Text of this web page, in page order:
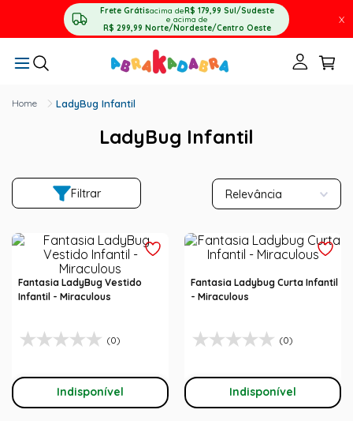
Frete Grátisacima deR$ 179,99 Sul/Sudeste
e acima de
R$ 299,99 Norte/Nordeste/Centro Oeste
X
LadyBug Infantil
LadyBug Infantil
Filtrar Relevância
Fantasia LadyBug Vestido
Infantil - Miraculous
(0)
Indisponível
Fantasia Ladybug Curta Infantil
- Miraculous
(0)
Indisponível